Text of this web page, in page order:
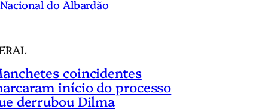
Nacional do Albardão
coincidentes
início do processo
derrubou Dilma